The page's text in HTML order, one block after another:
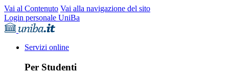
Vai al Contenuto Vai alla navigazione del sito
Login personale UniBa
Servizi online
Per Studenti